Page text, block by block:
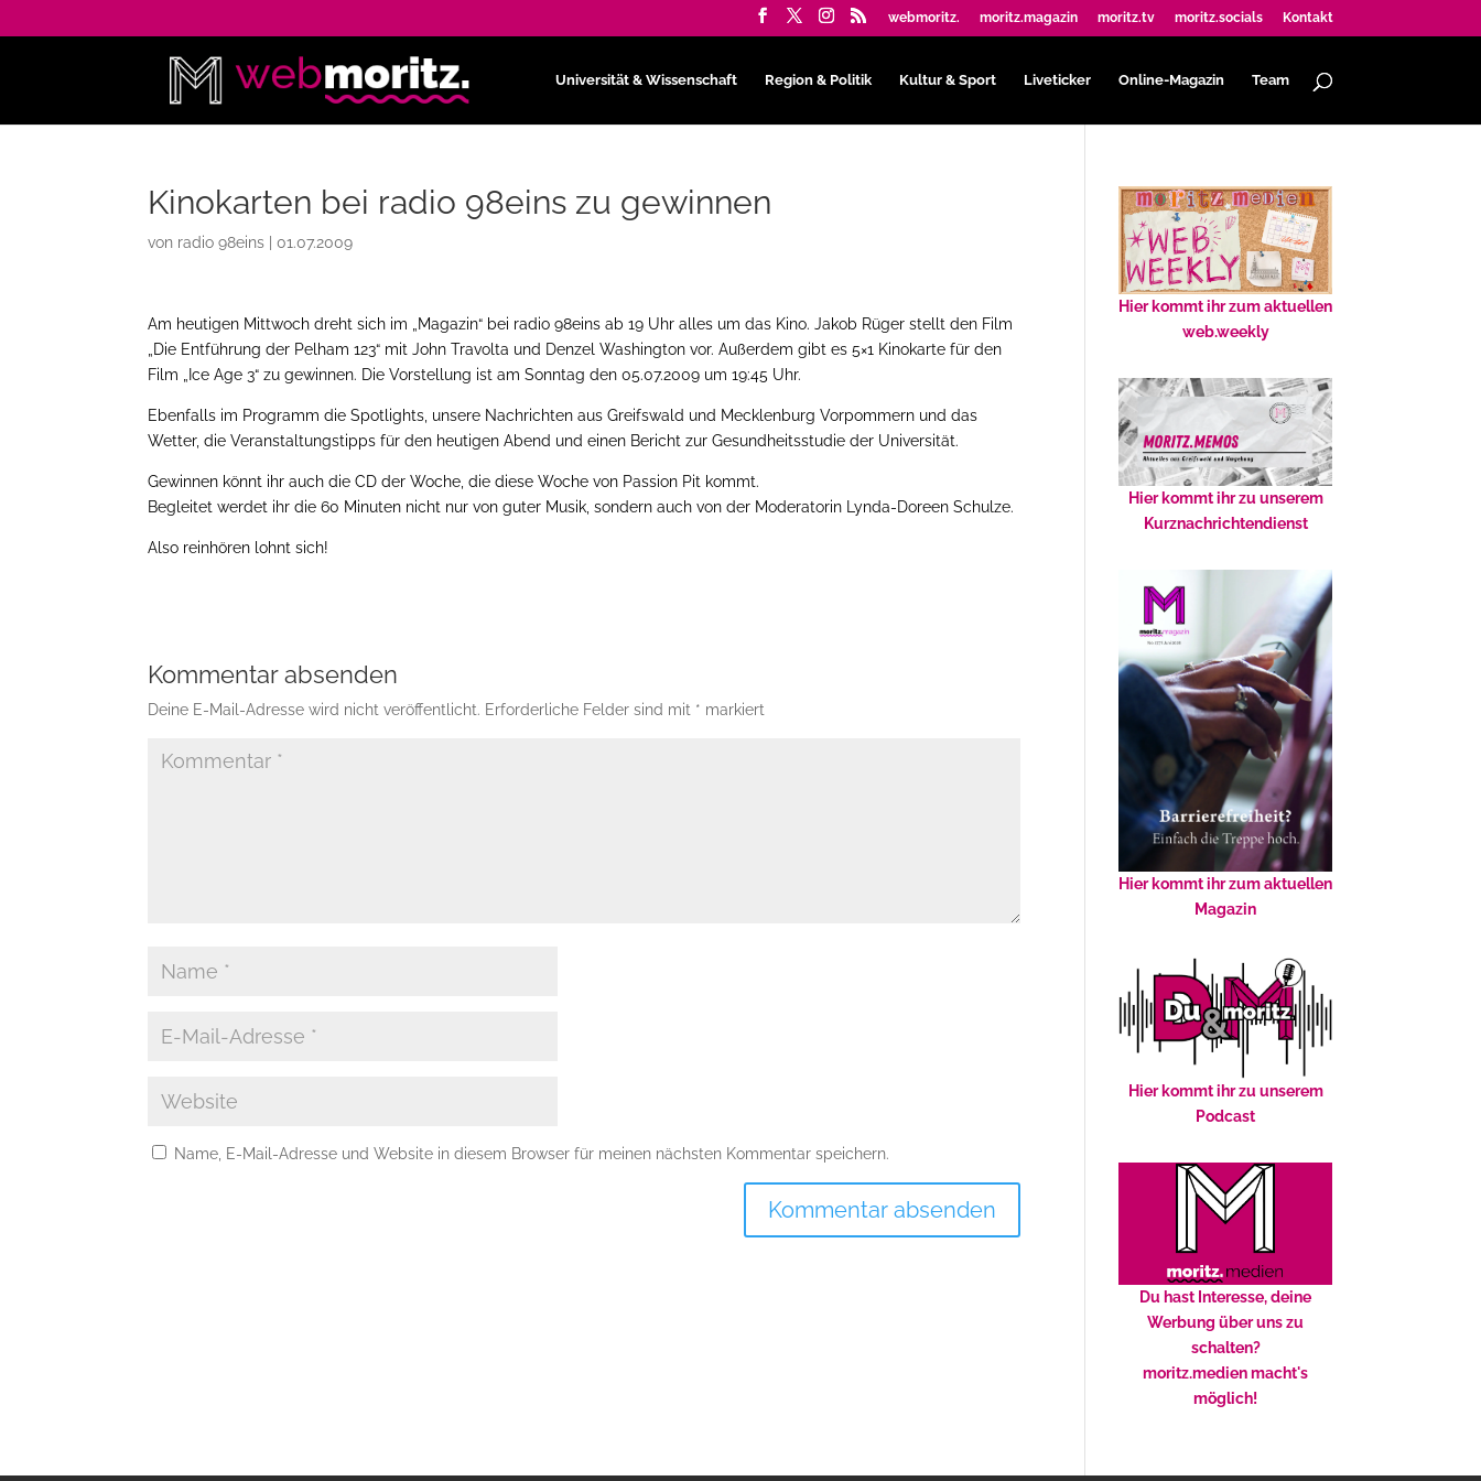
webmoritz. moritz.magazin moritz.tv moritz.socials Kontakt
Universität & Wissenschaft Region & Politik Kultur & Sport Liveticker Online-Magazin Team
Kinokarten bei radio 98eins zu gewinnen
von radio 98eins |01.07.2009
Am heutigen Mittwoch dreht sich im „Magazin“ bei radio 98eins ab 19 Uhr alles um das Kino. Jakob Rüger stellt den Film
„Die Entführung der Pelham 123“ mit John Travolta und Denzel Washington vor. Außerdem gibt es 5×1 Kinokarte für den
Film „Ice Age 3“ zu gewinnen. Die Vorstellung ist am Sonntag den 05.07.2009 um 19:45 Uhr.
Ebenfalls im Programm die Spotlights, unsere Nachrichten aus Greifswald und Mecklenburg Vorpommern und das
Wetter, die Veranstaltungstipps für den heutigen Abend und einen Bericht zur Gesundheitsstudie der Universität.
Gewinnen könnt ihr auch die CD der Woche, die diese Woche von Passion Pit kommt.
Begleitet werdet ihr die 60 Minuten nicht nur von guter Musik, sondern auch von der Moderatorin Lynda-Doreen Schulze.
Also reinhören lohnt sich!
Kommentar absenden
Deine E-Mail-Adresse wird nicht veröffentlicht. Erforderliche Felder sind mit * markiert
Name, E-Mail-Adresse und Website in diesem Browser für meinen nächsten Kommentar speichern.
Hier kommt ihr zum aktuellen
web.weekly
Hier kommt ihr zu unserem
Kurznachrichtendienst
Hier kommt ihr zum aktuellen
Magazin
Hier kommt ihr zu unserem
Podcast
Du hast Interesse, deine
Werbung über uns zu
schalten?
moritz.medien macht's
möglich!